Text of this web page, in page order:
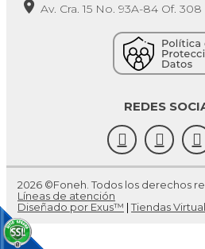
Av. Cra. 15 No. 93A-84 Of.
REDES
2026 ©Foneh. Todos los derechos
Líneas de atención
Diseñado por Exus™ |Tiendas